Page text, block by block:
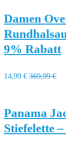
Damen
9% Rabatt
14,99 € 369,99 €
Panama
Stiefelette